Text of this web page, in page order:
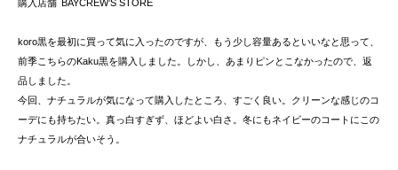
購入店舗 BAYCREW’S STORE
koro黒を最初に買って気に入ったのですが、もう少し容量あるといいなと思って、
前季こちらのKaku黒を購入しました。しかし、あまりピンとこなかったので、返
品しました。
今回、ナチュラルが気になって購入したところ、すごく良い。クリーンな感じのコ
ーデにも持ちたい。真っ白すぎず、ほどよい白さ。冬にもネイビーのコートにこの
ナチュラルが合いそう。